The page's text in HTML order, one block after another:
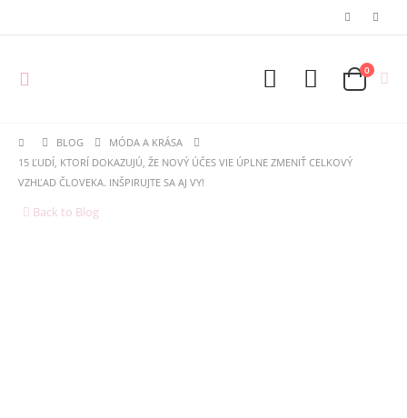
0
BLOG
MÓDA A KRÁSA
15 ĽUDÍ, KTORÍ DOKAZUJÚ, ŽE NOVÝ ÚČES VIE ÚPLNE ZMENIŤ CELKOVÝ
VZHĽAD ČLOVEKA. INŠPIRUJTE SA AJ VY!
Back to Blog